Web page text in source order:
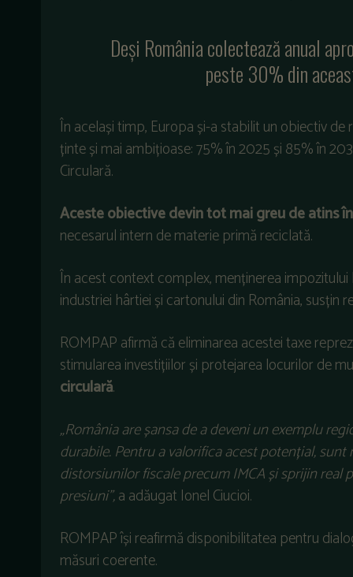
Deși România colectează anual
peste 30% din
În același timp, Europa și-a stabilit un obiectiv
ținte și mai ambițioase: 75% în 2025 și 85% în
Circulară.
Aceste obiective devin tot mai greu de atins
necesarul intern de materie primă reciclată.
În acest context complex, menținerea
industriei hârtiei și cartonului din România, susțin
ROMPAP afirmă că eliminarea acestei taxe
stimularea investițiilor și protejarea locurilor de
circulară.
„România are șansa de a deveni un exemplu
durabile.Pentru a valorifica acest potențial,
distorsiunilor fiscale precum IMCA și sprijin
presiuni”,a adăugat Ionel Ciucioi.
ROMPAP își reafirmă disponibilitatea pentru
măsuri coerente.